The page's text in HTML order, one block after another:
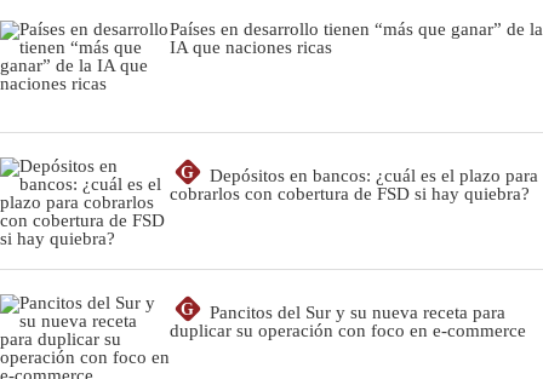
Países en desarrollo tienen “más que ganar” de la
IA que naciones ricas
G
Depósitos en bancos: ¿cuál es el plazo para
cobrarlos con cobertura de FSD si hay quiebra?
G
Pancitos del Sur y su nueva receta para
duplicar su operación con foco en e-commerce